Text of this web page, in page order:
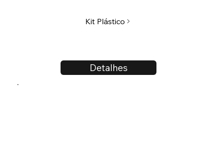
Detalhes
Kit Plástico